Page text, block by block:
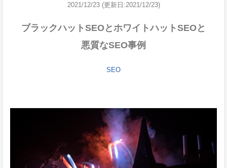
2021/12/23 (更新日:2021/12/23)
ブラックハットSEOとホワイトハットSEOと
悪質なSEO事例
SEO